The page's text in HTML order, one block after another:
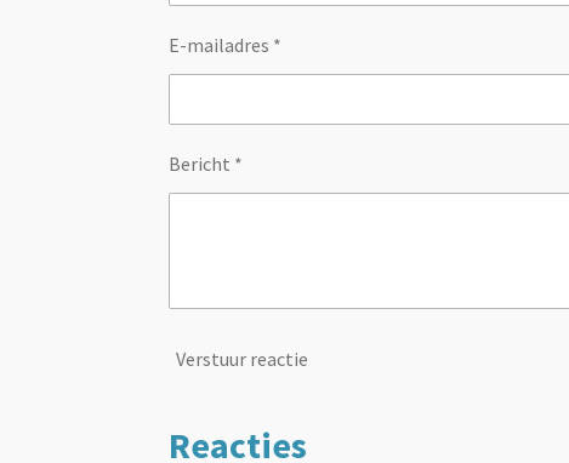
E-mailadres *
Bericht *
Verstuur reactie
Reacties